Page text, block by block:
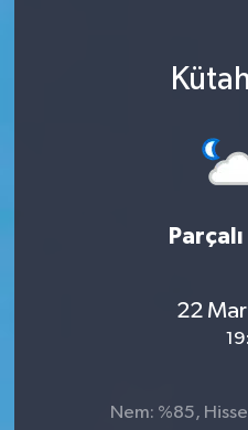
22
Nem: %85,